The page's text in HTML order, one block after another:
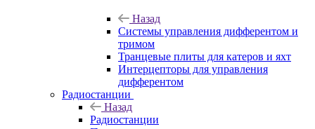
Назад
Системы управления дифферентом и
тримом
Транцевые плиты для катеров и яхт
Интерцепторы для управления
дифферентом
Радиостанции
Назад
Радиостанции